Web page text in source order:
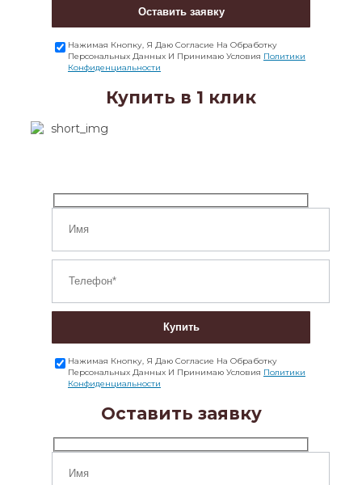
Оставить заявку
Нажимая Кнопку, Я Даю Согласие На Обработку
Персональных Данных И Принимаю Условия Политики
Конфиденциальности
Купить в 1 клик
Купить
Нажимая Кнопку, Я Даю Согласие На Обработку
Персональных Данных И Принимаю Условия Политики
Конфиденциальности
Оставить заявку